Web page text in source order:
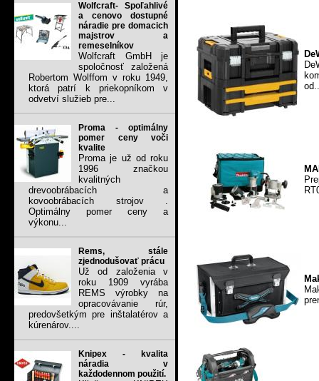
Wolfcraft- Spoľahlivé
a cenovo dostupné
náradie pre domacich
majstrov a
remeselníkov
Wolfcraft GmbH je
spoločnosť založená
Robertom Wolffom v roku 1949,
ktorá patrí k priekopníkom v
odvetví služieb pre...
Proma - optimálny
pomer ceny voči
kvalite
Proma je už od roku
1996 značkou
kvalitných
drevoobrábacích a
kovoobrábacích strojov .
Optimálny pomer ceny a
výkonu...
Rems, stále
zjednodušovať prácu
Už od založenia v
roku 1909 vyrába
REMS výrobky na
opracovávanie rúr,
predovšetkým pre inštalatérov a
kúrenárov....
Knipex - kvalita
náradia v
každodennom použití.